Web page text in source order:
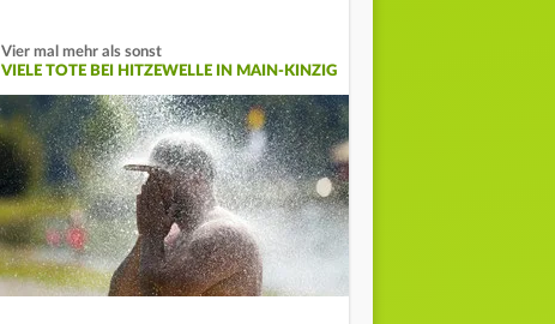
Vier mal mehr als sonst
VIELE TOTE BEI HITZEWELLE IN MAIN-KINZIG